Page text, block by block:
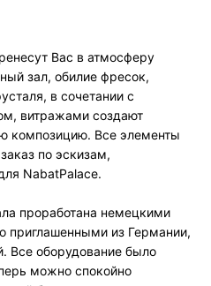
Вас в атмосферу
зал, обилие фресок,
в сочетании с
витражами создают
композицию. Все элементы
по эскизам,
NabatPalace.
проработана немецкими
приглашенными из Германии,
Все оборудование было
можно спокойно